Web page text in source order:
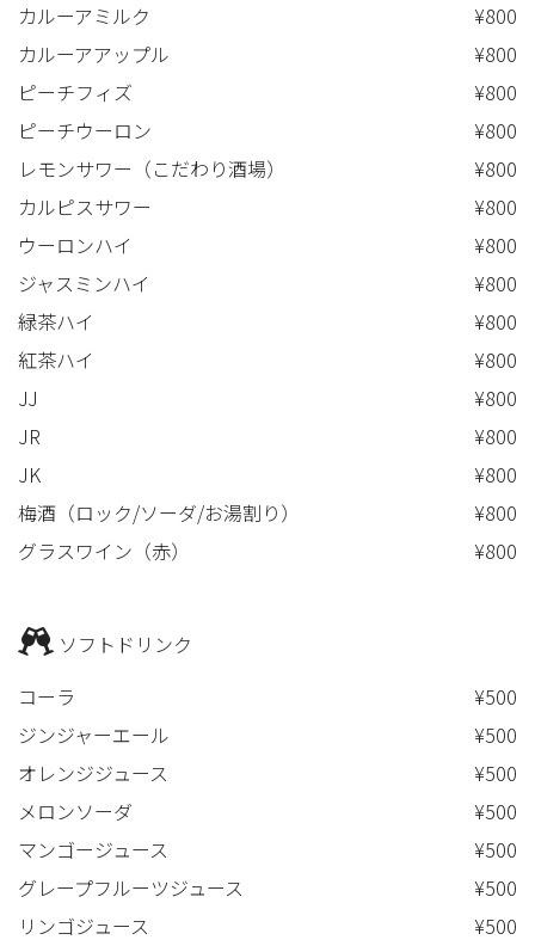
カルーアミルク
¥800
カルーアアップル
¥800
ピーチフィズ
¥800
ピーチウーロン
¥800
レモンサワー（こだわり酒場）
¥800
カルピスサワー
¥800
ウーロンハイ
¥800
ジャスミンハイ
¥800
緑茶ハイ
¥800
紅茶ハイ
¥800
JJ
¥800
JR
¥800
JK
¥800
梅酒（ロック/ソーダ/お湯割り）
¥800
グラスワイン（赤）
¥800
ソフトドリンク
コーラ
¥500
ジンジャーエール
¥500
オレンジジュース
¥500
メロンソーダ
¥500
マンゴージュース
¥500
グレープフルーツジュース
¥500
リンゴジュース
¥500